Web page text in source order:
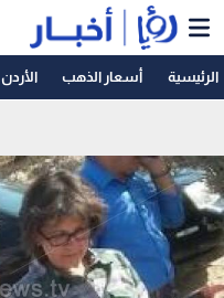
الرئيسية أسعار الذهب الأردن